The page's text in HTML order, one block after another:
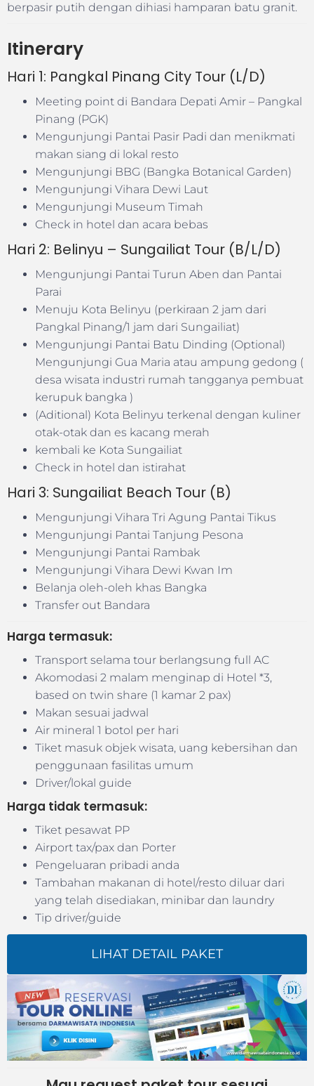
berpasir putih dengan dihiasi hamparan batu granit.
Itinerary
Hari 1: Pangkal Pinang City Tour (L/D)
Meeting point di Bandara Depati Amir – Pangkal
Pinang (PGK)
Mengunjungi Pantai Pasir Padi dan menikmati
makan siang di lokal resto
Mengunjungi BBG (Bangka Botanical Garden)
Mengunjungi Vihara Dewi Laut
Mengunjungi Museum Timah
Check in hotel dan acara bebas
Hari 2: Belinyu – Sungailiat Tour (B/L/D)
Mengunjungi Pantai Turun Aben dan Pantai
Parai
Menuju Kota Belinyu (perkiraan 2 jam dari
Pangkal Pinang/1 jam dari Sungailiat)
Mengunjungi Pantai Batu Dinding (Optional)
Mengunjungi Gua Maria atau ampung gedong (
desa wisata industri rumah tangganya pembuat
kerupuk bangka )
(Aditional) Kota Belinyu terkenal dengan kuliner
otak-otak dan es kacang merah
kembali ke Kota Sungailiat
Check in hotel dan istirahat
Hari 3: Sungailiat Beach Tour (B)
Mengunjungi Vihara Tri Agung Pantai Tikus
Mengunjungi Pantai Tanjung Pesona
Mengunjungi Pantai Rambak
Mengunjungi Vihara Dewi Kwan Im
Belanja oleh-oleh khas Bangka
Transfer out Bandara
Harga termasuk:
Transport selama tour berlangsung full AC
Akomodasi 2 malam menginap di Hotel *3,
based on twin share (1 kamar 2 pax)
Makan sesuai jadwal
Air mineral 1 botol per hari
Tiket masuk objek wisata, uang kebersihan dan
penggunaan fasilitas umum
Driver/lokal guide
Harga tidak termasuk:
Tiket pesawat PP
Airport tax/pax dan Porter
Pengeluaran pribadi anda
Tambahan makanan di hotel/resto diluar dari
yang telah disediakan, minibar dan laundry
Tip driver/guide
LIHAT DETAIL PAKET